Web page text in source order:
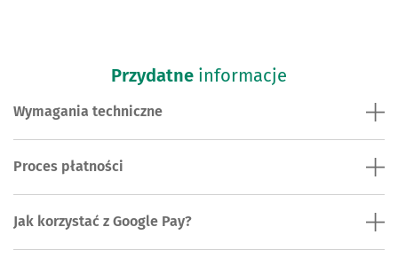
Przydatne informacje
Wymagania techniczne
Proces płatności
Jak korzystać z Google Pay?